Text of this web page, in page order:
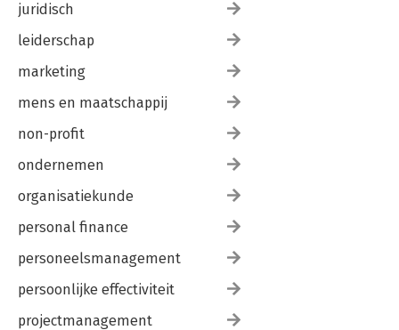
juridisch
leiderschap
marketing
mens en maatschappij
non-profit
ondernemen
organisatiekunde
personal finance
personeelsmanagement
persoonlijke effectiviteit
projectmanagement